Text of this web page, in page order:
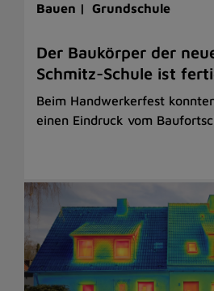
Bauen | Grundschule
Der Baukörper der
Schmitz-Schule ist
Beim Handwerkerfest
einen Eindruck vom